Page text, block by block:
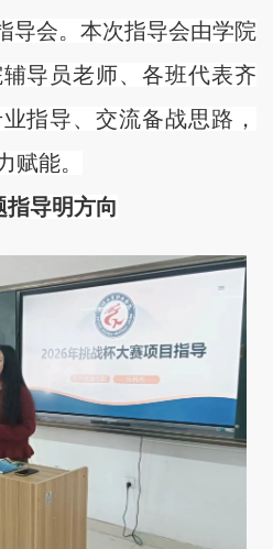
导会。本次指导会由学院
导员老师、各班代表齐
指导、交流备战思路，
赋能。
指导明方向